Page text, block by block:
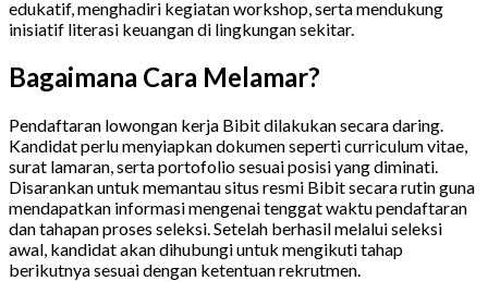
edukatif, menghadiri kegiatan workshop, serta mendukung
inisiatif literasi keuangan di lingkungan sekitar.
Bagaimana Cara Melamar?
Pendaftaran lowongan kerja Bibit dilakukan secara daring.
Kandidat perlu menyiapkan dokumen seperti curriculum vitae,
surat lamaran, serta portofolio sesuai posisi yang diminati.
Disarankan untuk memantau situs resmi Bibit secara rutin guna
mendapatkan informasi mengenai tenggat waktu pendaftaran
dan tahapan proses seleksi. Setelah berhasil melalui seleksi
awal, kandidat akan dihubungi untuk mengikuti tahap
berikutnya sesuai dengan ketentuan rekrutmen.